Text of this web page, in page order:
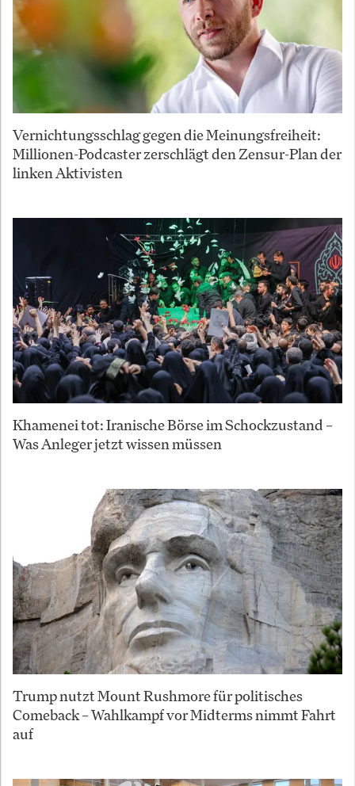
Vernichtungsschlag gegen die Meinungsfreiheit:
Millionen-Podcaster zerschlägt den Zensur-Plan der
linken Aktivisten
Khamenei tot: Iranische Börse im Schockzustand –
Was Anleger jetzt wissen müssen
Trump nutzt Mount Rushmore für politisches
Comeback – Wahlkampf vor Midterms nimmt Fahrt
auf